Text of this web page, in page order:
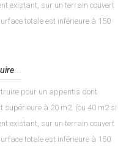
existant, sur un terrain couvert
totale est inférieure à 150
...
pour un appentis dont
supérieure à 20 m2. (ou 40 m2 si
existant, sur un terrain couvert
totale est inférieure à 150